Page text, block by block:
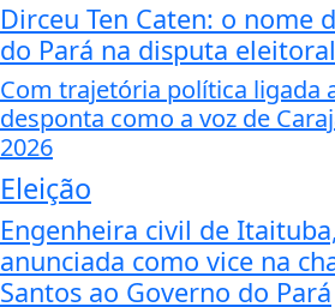
Dirceu Ten Caten: o nome
do Pará na disputa eleitoral
Com trajetória política ligada
desponta como a voz de
2026
Eleição
Engenheira civil de
anunciada como vice na
Santos ao Governo do Pará